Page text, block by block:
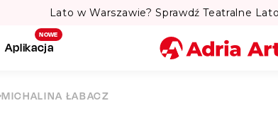
Lato w Warszawie? Sprawdź Teatralne
NOWE
Aplikacja
MICHALINA ŁABACZ